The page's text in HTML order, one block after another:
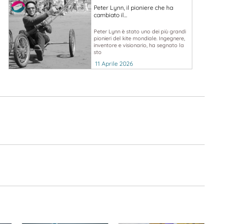
Peter Lynn, il pioniere che ha
cambiato il…
Peter Lynn è stato uno dei più grandi
pionieri del kite mondiale. Ingegnere,
inventore e visionario, ha segnato la
sto
11 Aprile 2026